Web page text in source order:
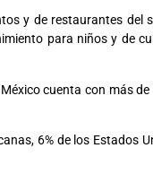
y de restaurantes
para niños y de
cuenta con más
6% de los Estados